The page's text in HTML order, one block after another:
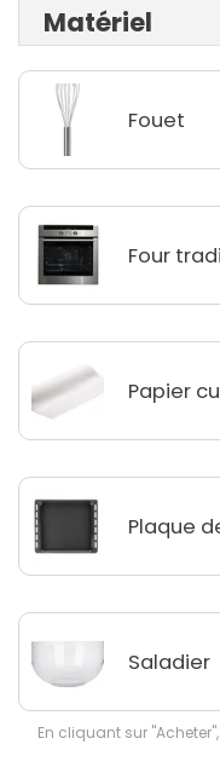
Matériel
Fouet
Four
Papier
Plaque
Saladier
En cliquant sur